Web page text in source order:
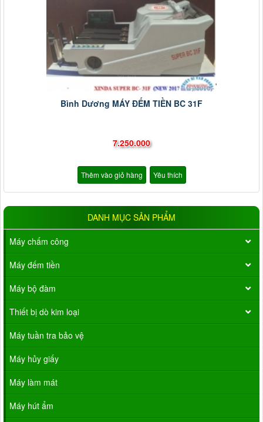
Bình Dương MÁY ĐẾM TIỀN BC 31F
7.250.000
Thêm vào giỏ hàng Yêu thích
DANH MỤC SẢN PHẨM
Máy chấm công
Máy đếm tiền
Máy bộ đàm
Thiết bị dò kim loại
Máy tuần tra bảo vệ
Máy hủy giấy
Máy làm mát
Máy hút ẩm